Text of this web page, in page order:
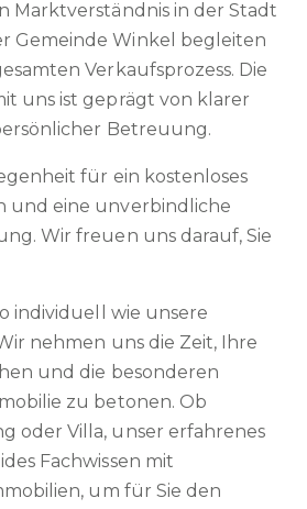
Marktverständnis in der Stadt
Gemeinde Winkel begleiten
Verkaufsprozess. Die
uns ist geprägt von klarer
Betreuung.
für ein kostenloses
und eine unverbindliche
Wir freuen uns darauf, Sie
individuell wie unsere
nehmen uns die Zeit, Ihre
und die besonderen
zu betonen. Ob
oder Villa, unser erfahrenes
Fachwissen mit
um für Sie den